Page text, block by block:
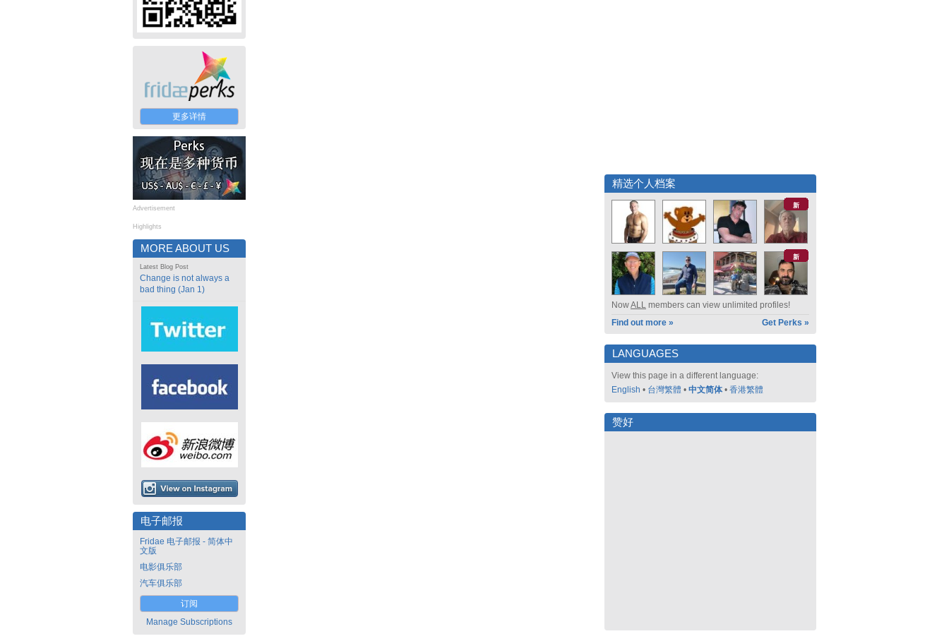
更多详情
Advertisement
Highlights
MORE ABOUT US
Latest Blog Post
Change is not always a
bad thing (Jan 1)
电子邮报
Fridae 电子邮报 - 简体中
文版
电影俱乐部
汽车俱乐部
订阅
Manage Subscriptions
精选个人档案
新
新
NowALL members can view unlimited profiles!
Find out more »
Get Perks »
LANGUAGES
View this page in a different language:
English • 台灣繁體 • 中文简体 • 香港繁體
赞好